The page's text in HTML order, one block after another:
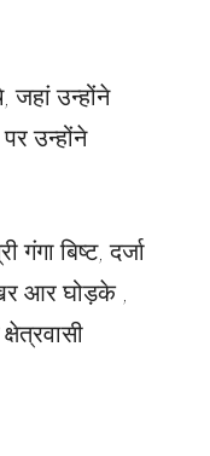
जहां उन्होंने
उन्होंने
गंगा बिष्ट, दर्जा
आर घोड़के ,